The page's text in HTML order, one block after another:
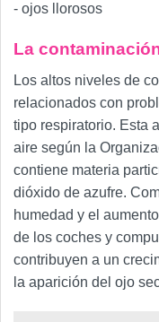
- ojos llorosos
La
Los altos niveles de
relacionados con
tipo respiratorio. Esta
aire según la
contiene materia
dióxido de azufre.
humedad y el
de los coches y
contribuyen a un
la aparición del ojo